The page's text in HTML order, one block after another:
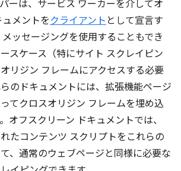
ーは、サービス ワーカーを介してオ
メントをクライアント として宣言す
ッセージングを使用することもでき
スケース（特にサイト スクレイピン
リジン フレームにアクセスする必要
のドキュメントには、拡張機能ページ
てクロスオリジン フレームを埋め込
オフスクリーン ドキュメントでは、
たコンテンツ スクリプトをこれらの
、通常のウェブページと同様に必要な